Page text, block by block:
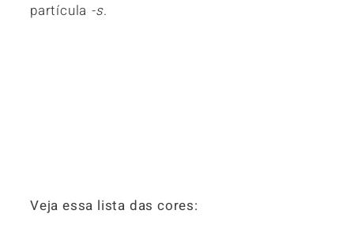
partícula -s.
Veja essa lista das cores: